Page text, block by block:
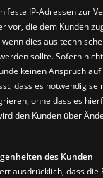
feste IP-Adressen zur
vor, die dem Kunden
dies aus
sollte. Sofern
keinen Anspruch
dass es notwendig
ohne dass es
den Kunden über
des Kunden
ausdrücklich, dass